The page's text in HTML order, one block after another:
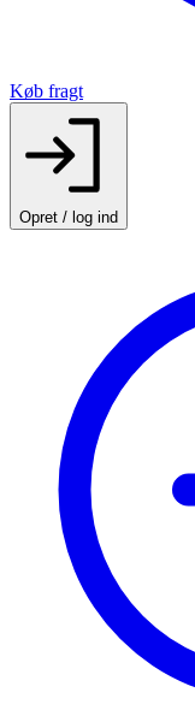
Køb fragt
Opret / log ind